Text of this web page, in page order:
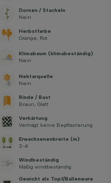
Dornen / Stacheln
Nein
Herbstfarbe
Orange, Rot
Klimabaum (klimabeständig)
Nein
Nektarquelle
Nein
Rinde / Bast
Braun, Glatt
Verhärtung
Verträgt keine Bepflasterung
Erwachsenenbreite (m)
2-4
Windbeständig
Mäßig windbeständig
Gewicht als Topf/Ballenware